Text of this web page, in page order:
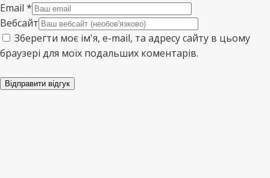
Email *
Вебсайт
Зберегти моє ім'я, e-mail, та адресу сайту в цьому
браузері для моїх подальших коментарів.
Відправити відгук